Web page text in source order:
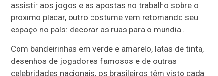
assistir aos jogos e as apostas no trabalho sobre o
próximo placar, outro costume vem retomando seu
espaço no país: decorar as ruas para o mundial.
Com bandeirinhas em verde e amarelo, latas de tinta,
desenhos de jogadores famosos e de outras
celebridades nacionais, os brasileiros têm visto cada